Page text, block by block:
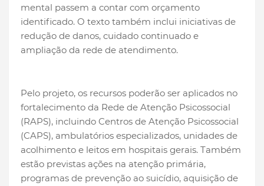
mental passem a contar com orçamento
identificado. O texto também inclui iniciativas de
redução de danos, cuidado continuado e
ampliação da rede de atendimento.
Pelo projeto, os recursos poderão ser aplicados no
fortalecimento da Rede de Atenção Psicossocial
(RAPS), incluindo Centros de Atenção Psicossocial
(CAPS), ambulatórios especializados, unidades de
acolhimento e leitos em hospitais gerais. Também
estão previstas ações na atenção primária,
programas de prevenção ao suicídio, aquisição de